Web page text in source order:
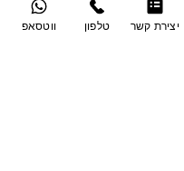
ווטסאפ טלפון יצירת קשר